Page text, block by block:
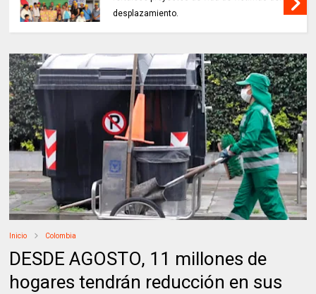
desplazamiento.
Inicio Colombia
DESDE AGOSTO, 11 millones de
hogares tendrán reducción en sus